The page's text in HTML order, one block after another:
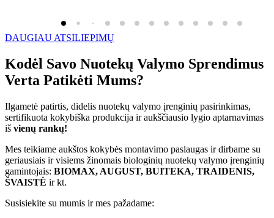
DAUGIAU ATSILIEPIMŲ
Kodėl Savo Nuotekų Valymo Sprendimus
Verta Patikėti Mums?
Ilgametė patirtis, didelis nuotekų valymo įrenginių pasirinkimas,
sertifikuota kokybiška produkcija ir aukščiausio lygio aptarnavimas
iš vienų rankų!
Mes teikiame aukštos kokybės montavimo paslaugas ir dirbame su
geriausiais ir visiems žinomais biologinių nuotekų valymo įrenginių
gamintojais: BIOMAX, AUGUST, BUITEKA, TRAIDENIS,
ŠVAISTĖ ir kt.
Susisiekite su mumis ir mes pažadame: